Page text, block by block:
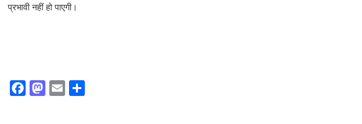
प्रभावी नहीं हो पाएगी।
F M E